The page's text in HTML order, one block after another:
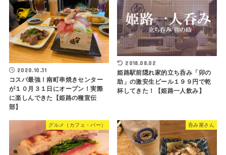
2020.10.31
コスパ最強！南町串焼きセンター
が１０月３１日にオープン！実際
に楽しんできた【姫路の種宣伝
部】
2018.08.02
姫路駅前隠れ家的立ち呑み「卯の
助」の激安生ビール１９９円で乾
杯してきた！【姫路一人飲み】
グルメ（カフェ・バー） 呑み屋さん